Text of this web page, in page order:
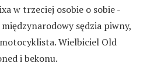
w trzeciej osobie o sobie -
sędzia piwny,
Wielbiciel Old
i bekonu.